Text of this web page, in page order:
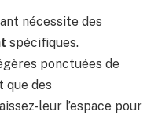
nécessite des
spécifiques.
ponctuées de
que des
leur l’espace pour